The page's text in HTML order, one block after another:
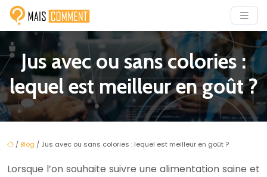
Jus avec ou sans colories :
lequel est meilleur en goût ?
/ Blog / Jus avec ou sans colories : lequel est meilleur en goût ?
Lorsque l’on souhaite suivre une alimentation saine et